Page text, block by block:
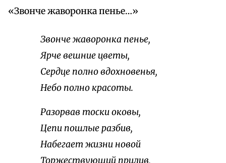
«Звонче жаворонка пенье…»
Звонче жаворонка пенье,
Ярче вешние цветы,
Сердце полно вдохновенья,
Небо полно красоты.
Разорвав тоски оковы,
Цепи пошлые разбив,
Набегает жизни новой
Торжествующий прилив,